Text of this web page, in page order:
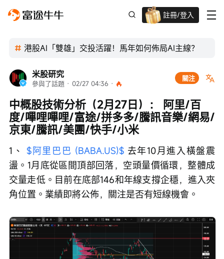
註冊/登入
港股AI「雙雄」交投活躍！馬年如何佈局AI主線？
米股研究
參與了話題 · 02/27 04:36 ·
關注
中概股技術分析（2月27日）： 阿里/百
度/嗶哩嗶哩/富途/拼多多/騰訊音樂/網易/
京東/騰訊/美團/快手/小米
1、 $阿里巴巴 (BABA.US)$ 去年10月進入橫盤震
盪。1月底從區間頂部回落，空頭量價循環，整體成
交量走低。目前在底部146和年線支撐企穩，進入夾
角位置。業績即將公佈，關注是否有短線機會。